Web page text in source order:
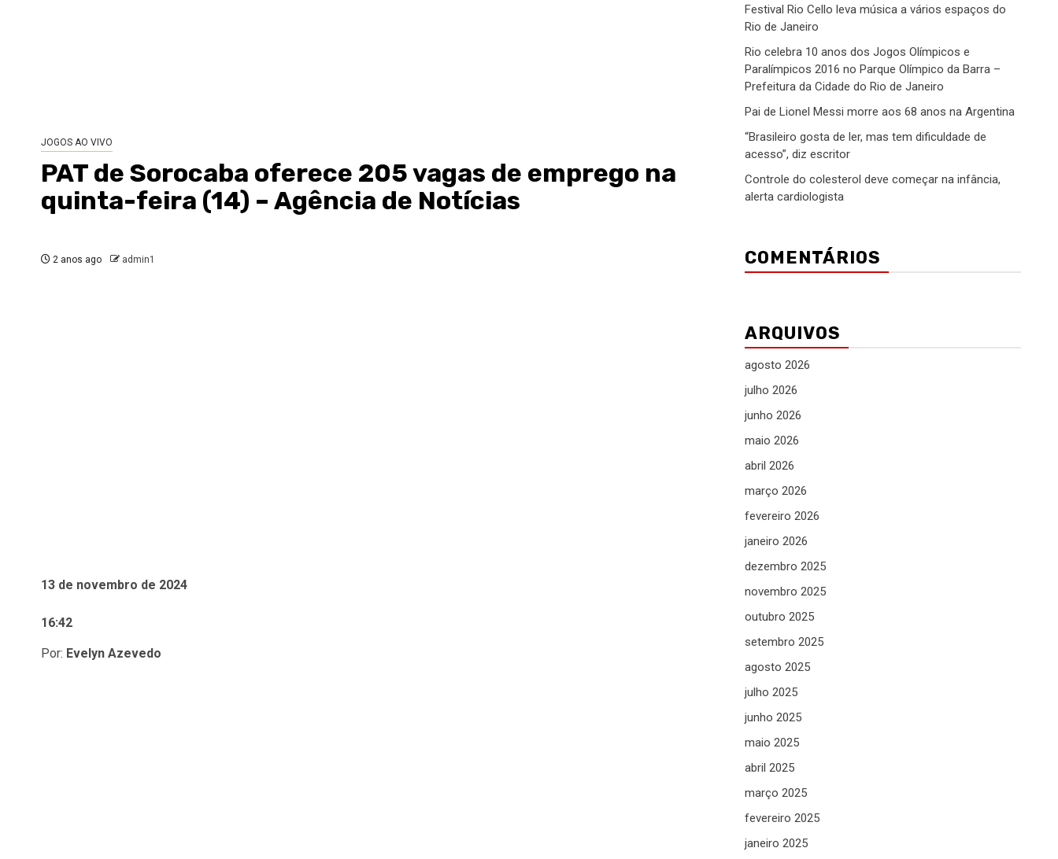
JOGOS AO VIVO
PAT de Sorocaba oferece 205 vagas de emprego na
quinta-feira (14) – Agência de Notícias
2 anos ago admin1
13 de novembro de 2024
16:42
Por: Evelyn Azevedo
Festival Rio Cello leva música a vários espaços do
Rio de Janeiro
Rio celebra 10 anos dos Jogos Olímpicos e
Paralímpicos 2016 no Parque Olímpico da Barra –
Prefeitura da Cidade do Rio de Janeiro
Pai de Lionel Messi morre aos 68 anos na Argentina
“Brasileiro gosta de ler, mas tem dificuldade de
acesso”, diz escritor
Controle do colesterol deve começar na infância,
alerta cardiologista
COMENTÁRIOS
ARQUIVOS
agosto 2026
julho 2026
junho 2026
maio 2026
abril 2026
março 2026
fevereiro 2026
janeiro 2026
dezembro 2025
novembro 2025
outubro 2025
setembro 2025
agosto 2025
julho 2025
junho 2025
maio 2025
abril 2025
março 2025
fevereiro 2025
janeiro 2025